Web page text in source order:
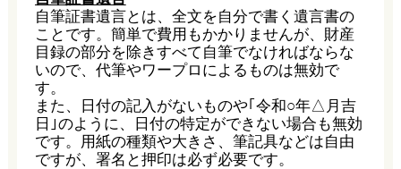
自筆証書遺言とは、全文を自分で書く遺言書の
ことです。簡単で費用もかかりませんが、財産
目録の部分を除きすべて自筆でなければならな
いので、代筆やワープロによるものは無効で
す。
また、日付の記入がないものや｢令和○年△月吉
日｣のように、日付の特定ができない場合も無効
です。用紙の種類や大きさ、筆記具などは自由
ですが、署名と押印は必ず必要です。